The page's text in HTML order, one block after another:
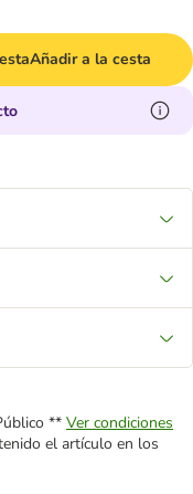
Añadir a la cesta
** Ver condiciones
el artículo en los